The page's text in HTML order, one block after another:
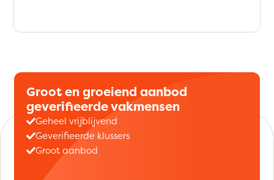
Groot en groeiend aanbod
geverifieerde vakmensen
Geheel vrijblijvend
Geverifieerde klussers
Groot aanbod